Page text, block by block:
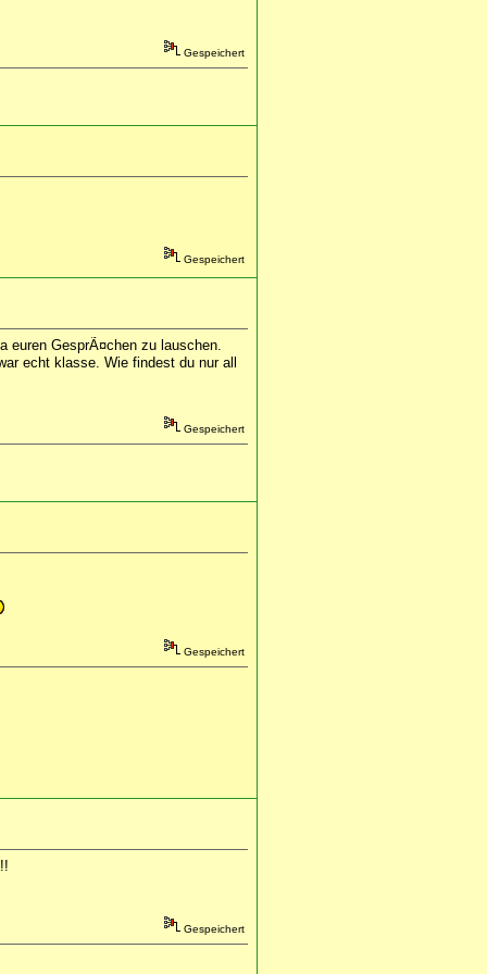
Gespeichert
Gespeichert
euren GesprÃ¤chen zu lauschen.
echt klasse. Wie findest du nur all
Gespeichert
Gespeichert
Gespeichert